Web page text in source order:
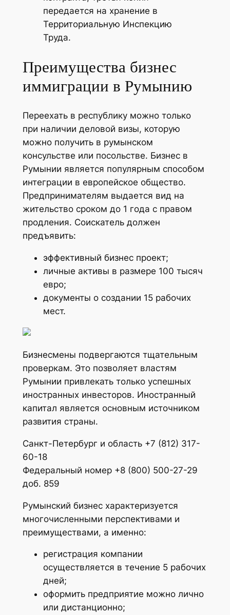
передается на хранение в
Территориальную Инспекцию
Труда.
Преимущества бизнес
иммиграции в Румынию
Переехать в республику можно только
при наличии деловой визы, которую
можно получить в румынском
консульстве или посольстве. Бизнес в
Румынии является популярным способом
интеграции в европейское общество.
Предпринимателям выдается вид на
жительство сроком до 1 года с правом
продления. Соискатель должен
предъявить:
эффективный бизнес проект;
личные активы в размере 100 тысяч
евро;
документы о создании 15 рабочих
мест.
Бизнесмены подвергаются тщательным
проверкам. Это позволяет властям
Румынии привлекать только успешных
иностранных инвесторов. Иностранный
капитал является основным источником
развития страны.
Санкт-Петербург и область +7 (812) 317-
60-18
Федеральный номер +8 (800) 500-27-29
доб. 859
Румынский бизнес характеризуется
многочисленными перспективами и
преимуществами, а именно:
регистрация компании
осуществляется в течение 5 рабочих
дней;
оформить предприятие можно лично
или дистанционно;